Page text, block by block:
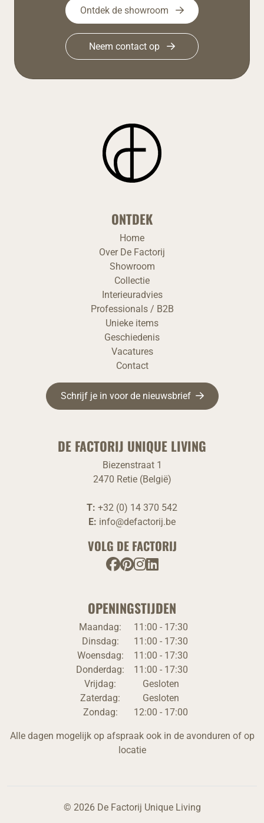
Ontdek de showroom
Neem contact op
ONTDEK
Home
Over De Factorij
Showroom
Collectie
Interieuradvies
Professionals / B2B
Unieke items
Geschiedenis
Vacatures
Contact
Schrijf je in voor de nieuwsbrief
DE FACTORIJ UNIQUE LIVING
Biezenstraat 1
2470 Retie (België)
T: +32 (0) 14 370 542
E: info@defactorij.be
VOLG DE FACTORIJ
OPENINGSTIJDEN
Maandag:
Dinsdag:
Woensdag:
Donderdag:
Vrijdag:
Zaterdag:
Zondag:
11:00 - 17:30
11:00 - 17:30
11:00 - 17:30
11:00 - 17:30
Gesloten
Gesloten
12:00 - 17:00
Alle dagen mogelijk op afspraak ook in de avonduren of op
locatie
© 2026 De Factorij Unique Living